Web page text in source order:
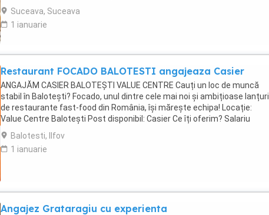
capabilă să lucreze și să respecte un rețetar; - persoană curată, ...
Suceava, Suceava
1 ianuarie
Restaurant FOCADO BALOTESTI angajeaza Casier
ANGAJĂM CASIER BALOTEȘTI VALUE CENTRE Cauți un loc de muncă
stabil în Balotești? Focado, unul dintre cele mai noi și ambițioase lanțuri
de restaurante fast-food din România, își mărește echipa! Locație:
Value Centre Balotești Post disponibil: Casier Ce îți oferim? Salariu
motivant, plătit ...
Balotesti, Ilfov
1 ianuarie
Angajez Grataragiu cu experienta